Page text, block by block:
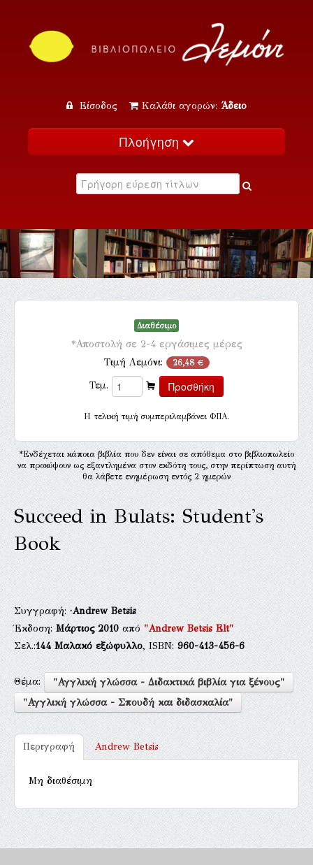
Είσοδος Καλάθι αγορών: Άδειο
Πλοήγηση
Κατάλογος
Εκδηλώσεις
Επικοινωνία
Διαθέσιμο
*Αποστολή σε 2-4 εργάσιμες μέρες
Τιμή Λεμόνι: 26,48 €
Τεμ.
H τελική τιμή συμπεριλαμβάνει ΦΠΑ.
*Ενδέχεται κάποια βιβλία που δεν είναι σε απόθεμα στο βιβλιοπωλείο
να προκύψουν ως εξαντλημένα στον εκδότη τους, στην περίπτωση αυτή
θα λάβετε ενημέρωση εντός 2 ημερών
Succeed in Bulats: Student's
Book
Συγγραφή:·Andrew Betsis
Έκδοση:Μάρτιος 2010από "Andrew Betsis Elt"
Σελ.:144 Μαλακό εξώφυλλο, ISBN:960-413-456-6
Θέμα:
"Αγγλική γλώσσα - Διδακτικά βιβλία για ξένους"
"Αγγλική γλώσσα - Σπουδή και διδασκαλία"
Περιγραφή Andrew Betsis
Μη διαθέσιμη